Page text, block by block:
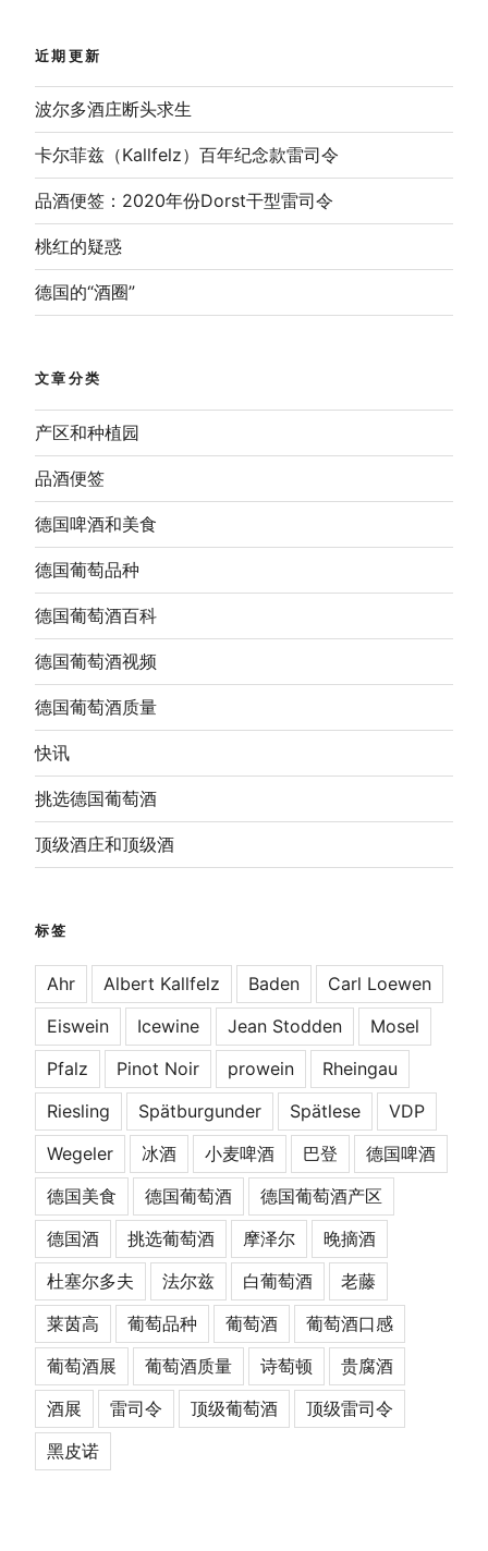
近期更新
波尔多酒庄断头求生
卡尔菲兹（Kallfelz）百年纪念款雷司令
品酒便签：2020年份Dorst干型雷司令
桃红的疑惑
德国的“酒圈”
文章分类
产区和种植园
品酒便签
德国啤酒和美食
德国葡萄品种
德国葡萄酒百科
德国葡萄酒视频
德国葡萄酒质量
快讯
挑选德国葡萄酒
顶级酒庄和顶级酒
标签
Ahr Albert Kallfelz Baden
Carl Loewen
Eiswein
Icewine Jean Stodden
Mosel
Pfalz
Pinot Noir prowein
Rheingau
Riesling
Spätburgunder Spätlese
VDP
Wegeler
冰酒 小麦啤酒 巴登
德国啤酒
德国美食
德国葡萄酒
德国葡萄酒产区
德国酒
挑选葡萄酒 摩泽尔
晚摘酒
杜塞尔多夫
法尔兹 白葡萄酒
老藤
莱茵高
葡萄品种 葡萄酒
葡萄酒口感
葡萄酒展
葡萄酒质量 诗萄顿
贵腐酒
酒展
雷司令 顶级葡萄酒
顶级雷司令
黑皮诺